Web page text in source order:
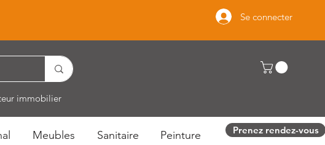
Se connecter
immobilier
Meubles Sanitaire Peinture Prenez rendez-vous